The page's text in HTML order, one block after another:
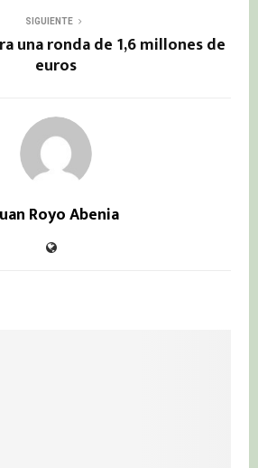
SIGUIENTE
una ronda de 1,6 millones de
euros
Royo Abenia